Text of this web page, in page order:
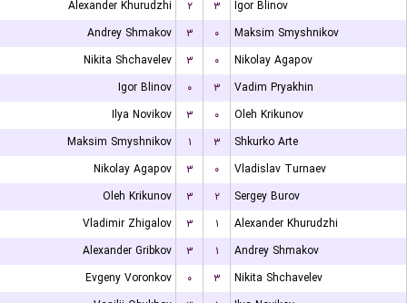
Alexander Khurudzhi
۲ ۳
Igor Blinov
Andrey Shmakov
۳ ۰
Maksim Smyshnikov
Nikita Shchavelev
۳ ۰
Nikolay Agapov
Igor Blinov
۰ ۳
Vadim Pryakhin
Ilya Novikov
۳ ۰
Oleh Krikunov
Maksim Smyshnikov
۱ ۳
Shkurko Arte
Nikolay Agapov
۳ ۰
Vladislav Turnaev
Oleh Krikunov
۳ ۲
Sergey Burov
Vladimir Zhigalov
۳ ۱
Alexander Khurudzhi
Alexander Gribkov
۳ ۱
Andrey Shmakov
Evgeny Voronkov
۰ ۳
Nikita Shchavelev